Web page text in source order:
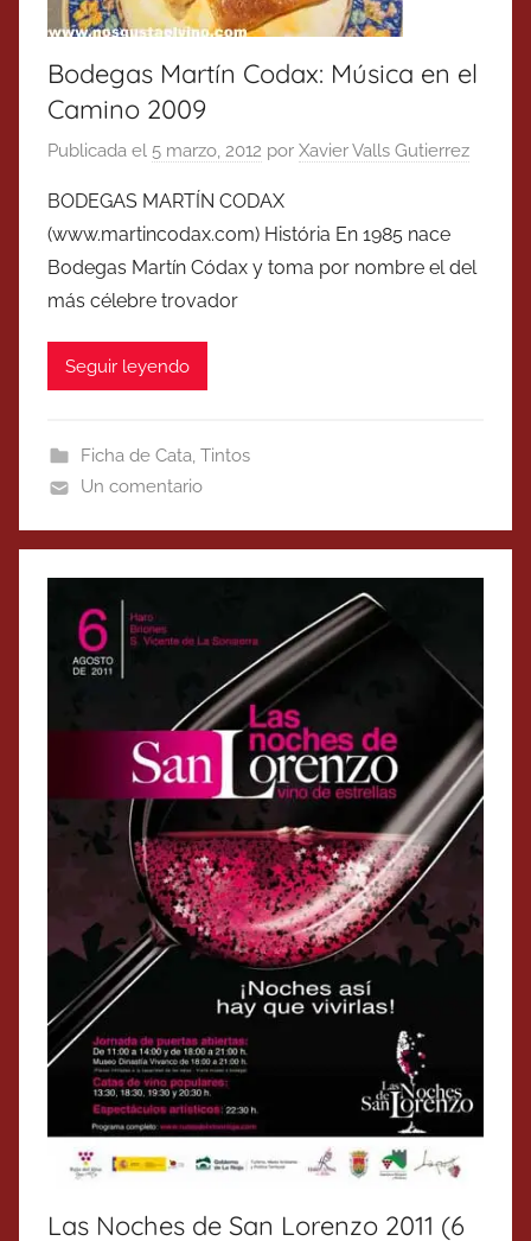
Bodegas Martín Codax: Música en el
Camino 2009
Publicada el 5 marzo, 2012 por Xavier Valls Gutierrez
BODEGAS MARTÍN CODAX
(www.martincodax.com) História En 1985 nace
Bodegas Martín Códax y toma por nombre el del
más célebre trovador
Seguir leyendo
Ficha de Cata, Tintos
Un comentario
Las Noches de San Lorenzo 2011 (6